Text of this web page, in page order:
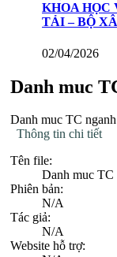
KHOA HỌC
TẢI – BỘ
02/04/2026
Danh muc
Danh muc TC
Thông tin chi tiết
Tên file:
Danh muc
Phiên bản:
N/A
Tác giả:
N/A
Website hỗ trợ: